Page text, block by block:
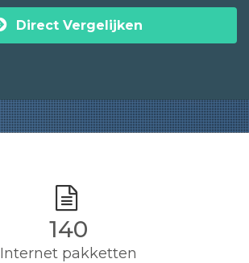
Direct Vergelijken
140
Internet pakketten